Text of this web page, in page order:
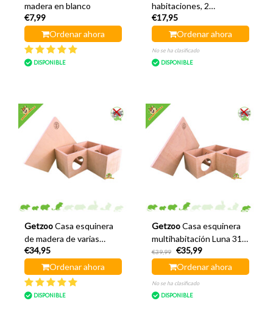
madera en blanco
€7,99
Ordenar ahora
DISPONIBLE
habitaciones, 2
habitaciones, 25 x 25 cm
€17,95
Ordenar ahora
No se ha clasificado
DISPONIBLE
Getzoo Casa esquinera
de madera de varias
habitaciones Murmel 26
cm
€34,95
Ordenar ahora
DISPONIBLE
Getzoo Casa esquinera
multihabitación Luna 31
cm
€39,99
€35,99
Ordenar ahora
No se ha clasificado
DISPONIBLE